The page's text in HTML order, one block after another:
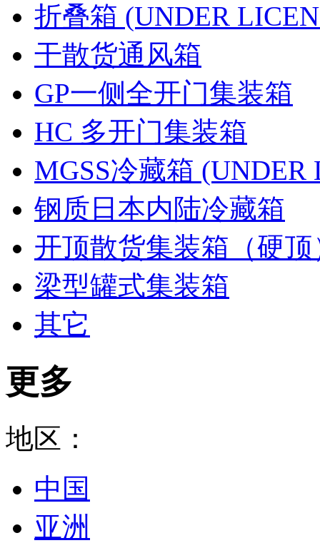
折叠箱 (UNDER
干散货通风箱
GP一侧全开门集装箱
HC 多开门集装箱
MGSS冷藏箱 (UNDER
钢质日本内陆冷藏箱
开顶散货集装箱（硬顶
梁型罐式集装箱
其它
更多
地区：
中国
亚洲